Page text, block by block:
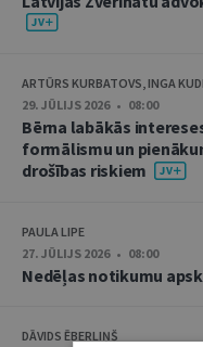
ARTŪRS KURBATOVS, INGA
29. JŪLIJS 2026 • 08:00
Bērna labākās
formālismu un
drošības riskiem
PAULA LIPE
27. JŪLIJS 2026 • 08:00
Nedēļas notikumu
DĀVIDS ĒBERLIŅŠ